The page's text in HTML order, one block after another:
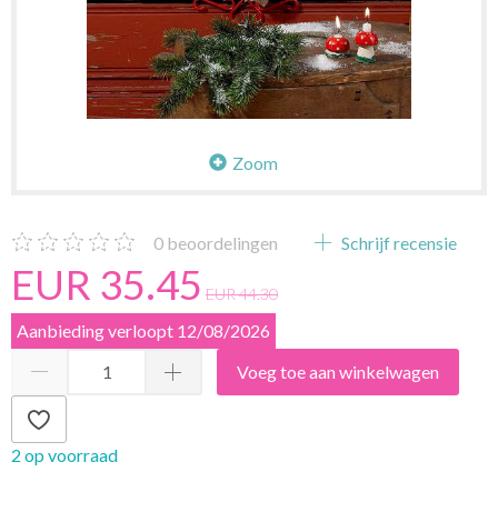
Zoom
0 beoordelingen Schrijf recensie
EUR 35.45 EUR 44.30
Aanbieding verloopt 12/08/2026
Voeg toe aan winkelwagen
2 op voorraad